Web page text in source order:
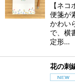
【ネ
便箋が
かわい
で、横
定形…
花の刺